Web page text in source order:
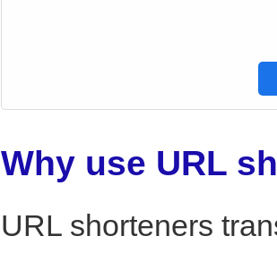
Why use URL
URL shorteners